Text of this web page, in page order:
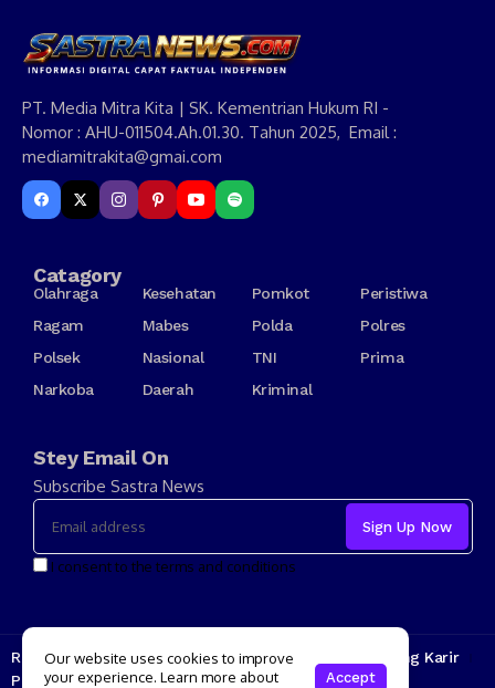
PT. Media Mitra Kita | SK. Kementrian Hukum RI -
Nomor : AHU-011504.Ah.01.30. Tahun 2025, Email :
mediamitrakita@gmai.com
Catagory
Olahraga Kesehatan Pomkot
Peristiwa
Ragam
Mabes Polda
Polres
Polsek
Nasional TNI
Prima
Narkoba
Daerah Kriminal
Stey Email On
Subscribe Sastra News
I consent to the terms and conditions
Redaksi Kode Etik Tarif Iklan Tentang Kami
Jenjang Karir
Pedoman Media Siber
Our website uses cookies to improve
your experience. Learn more about
Accept